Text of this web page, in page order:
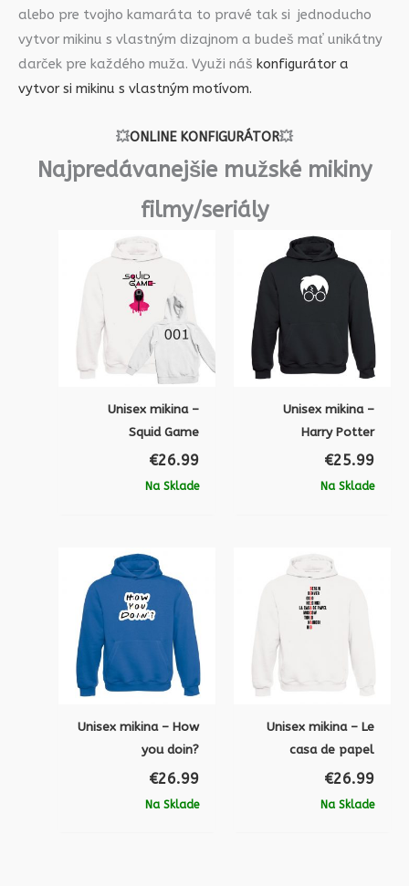
alebo pre tvojho kamaráta to pravé tak si jednoducho
vytvor mikinu s vlastným dizajnom a budeš mať unikátny
darček pre každého muža. Využi náš konfigurátor a
vytvor si mikinu s vlastným motívom.
💥ONLINE KONFIGURÁTOR💥
Najpredávanejšie mužské mikiny
filmy/seriály
Unisex mikina –
Squid Game
€26.99
Na Sklade
Unisex mikina –
Harry Potter
€25.99
Na Sklade
Unisex mikina – How
you doin?
€26.99
Na Sklade
Unisex mikina – Le
casa de papel
€26.99
Na Sklade